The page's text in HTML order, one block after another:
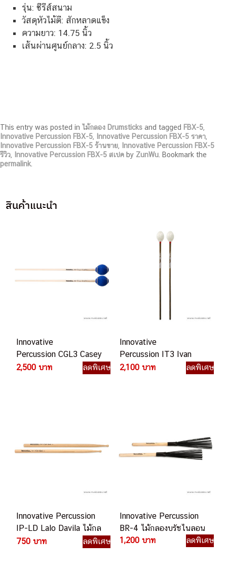
รุ่น: ซีรีส์สนาม
วัสดุหัวไม้ตี: สักหลาดแข็ง
ความยาว: 14.75 นิ้ว
เส้นผ่านศูนย์กลาง: 2.5 นิ้ว
This entry was posted in ไม้กลอง Drumsticks and tagged FBX-5,
Innovative Percussion FBX-5, Innovative Percussion FBX-5 ราคา,
Innovative Percussion FBX-5 ร้านขาย, Innovative Percussion FBX-5
รีวิว, Innovative Percussion FBX-5 สเปค by ZunWu. Bookmark the
permalink.
สินค้าแนะนำ
Innovative
Percussion CGL3 Casey
Cangelosi Low/Mid
2,500 บาท ลดพิเศษ
Innovative
Percussion IT3 Ivan
Trevino Medium Bright
2,100 บาท ลดพิเศษ
Innovative Percussion
IP-LD Lalo Davila ไม้กล
องสแนร์
750 บาท ลดพิเศษ
Innovative Percussion
BR-4 ไม้กลองบรัชไนลอน
1,200 บาท
ลดพิเศษ